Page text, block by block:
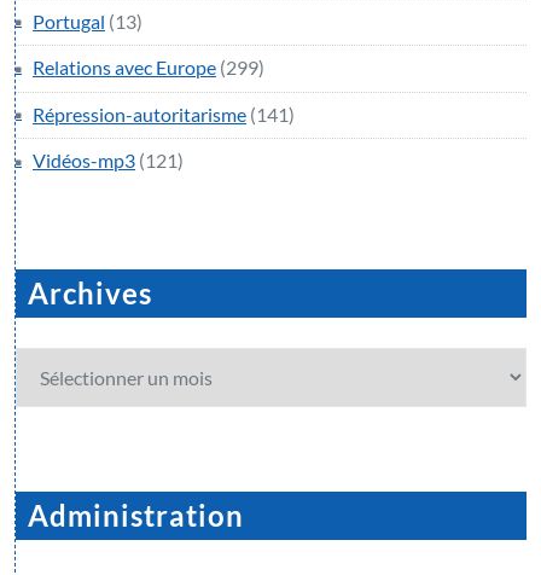
Portugal (13)
Relations avec Europe (299)
Répression-autoritarisme (141)
Vidéos-mp3 (121)
Archives
Archives
Administration